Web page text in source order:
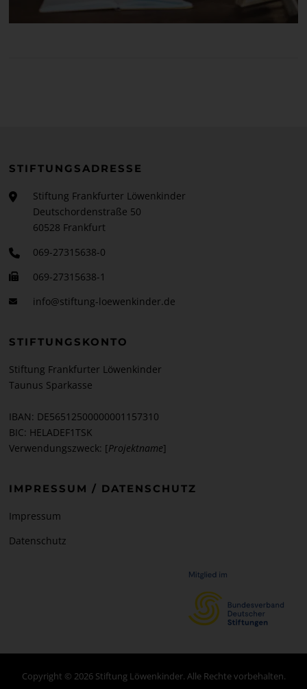
STIFTUNGSADRESSE
Stiftung Frankfurter Löwenkinder
Deutschordenstraße 50
60528 Frankfurt
069-27315638-0
069-27315638-1
info@stiftung-loewenkinder.de
STIFTUNGSKONTO
Stiftung Frankfurter Löwenkinder
Taunus Sparkasse
IBAN: DE56512500000001157310
BIC: HELADEF1TSK
Verwendungszweck: [Projektname]
IMPRESSUM / DATENSCHUTZ
Impressum
Datenschutz
Copyright © 2026 Stiftung Löwenkinder. Alle Rechte vorbehalten.